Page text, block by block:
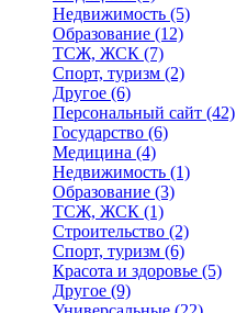
Недвижимость (5)
Образование (12)
ТСЖ, ЖСК (7)
Спорт, туризм (2)
Другое (6)
Персональный сайт (42)
Государство (6)
Медицина (4)
Недвижимость (1)
Образование (3)
ТСЖ, ЖСК (1)
Строительство (2)
Спорт, туризм (6)
Красота и здоровье (5)
Другое (9)